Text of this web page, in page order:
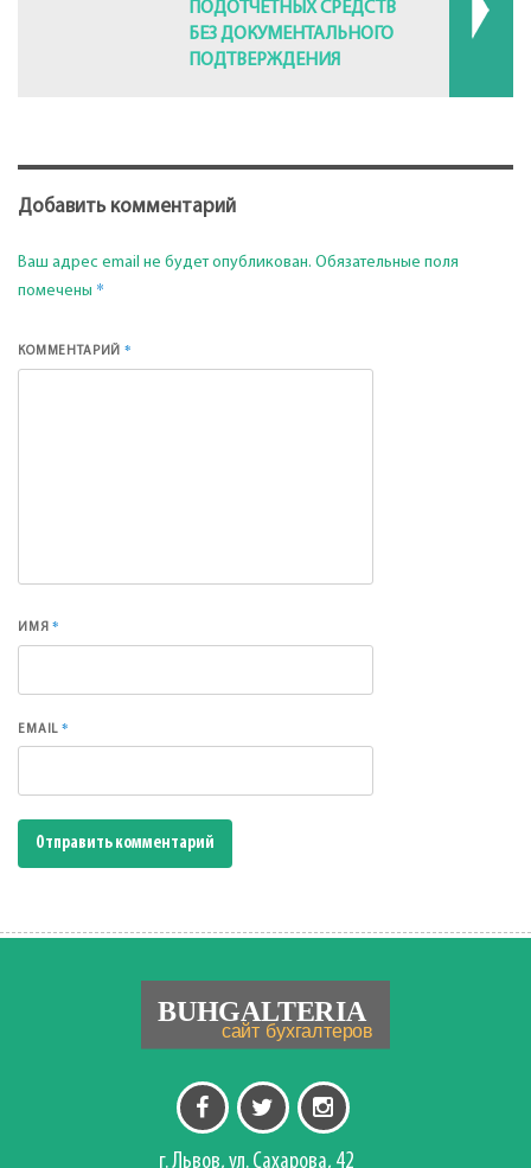
ПОДОТЧЕТНЫХ СРЕДСТВ
БЕЗ ДОКУМЕНТАЛЬНОГО
ПОДТВЕРЖДЕНИЯ
Добавить комментарий
Ваш адрес email не будет опубликован. Обязательные поля
помечены *
КОММЕНТАРИЙ*
ИМЯ*
EMAIL*
г. Львов, ул. Сахарова, 42